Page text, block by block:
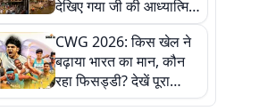
देखिए गया जी की आध्यात्मिक
पहचान
CWG 2026: किस खेल ने
बढ़ाया भारत का मान, कौन
रहा फिसड्डी? देखें पूरा
रिपोर्ट कार्ड